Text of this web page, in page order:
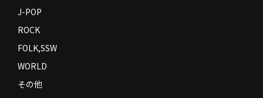
J-POP
ROCK
FOLK,SSW
WORLD
その他